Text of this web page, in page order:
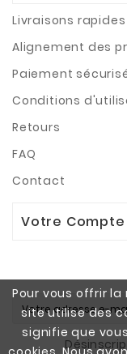
Pour vous offrir
site utilise des
signifie que
Livraisons rapides
Alignement des
Paiement
Conditions
Retours
FAQ
Contact
Votre Compte